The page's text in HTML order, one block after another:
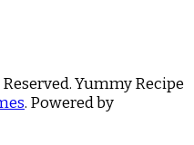
Yummy Recipe
. Powered by